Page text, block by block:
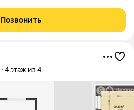
Позвонить
4 этаж из 4